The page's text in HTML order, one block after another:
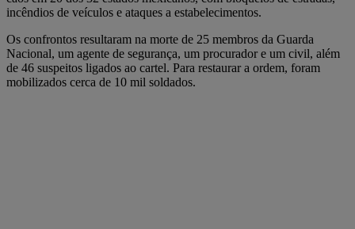
incêndios de veículos e ataques a estabelecimentos.
Os confrontos resultaram na morte de 25 membros da Guarda
Nacional, um agente de segurança, um procurador e um civil, além
de 46 suspeitos ligados ao cartel. Para restaurar a ordem, foram
mobilizados cerca de 10 mil soldados.